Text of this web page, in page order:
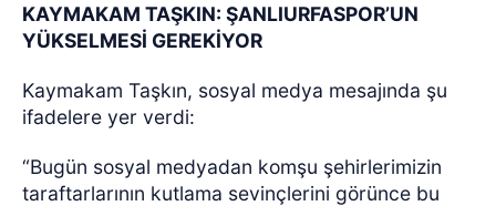
KAYMAKAM TAŞKIN: ŞANLIURFASPOR’UN
YÜKSELMESİ GEREKİYOR
Kaymakam Taşkın, sosyal medya mesajında şu
ifadelere yer verdi:
“Bugün sosyal medyadan komşu şehirlerimizin
taraftarlarının kutlama sevinçlerini görünce bu